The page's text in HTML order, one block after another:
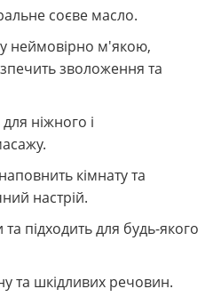
соєве масло.
неймовірно м'якою,
зволоження та
ніжного і
кімнату та
настрій.
підходить для будь-якого
та шкідливих речовин.